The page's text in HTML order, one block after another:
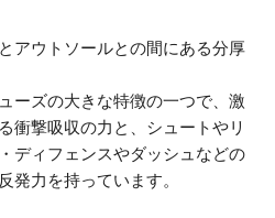
アウトソールとの間にある分厚
ーズの大きな特徴の一つで、激
衝撃吸収の力と、シュートやリ
ディフェンスやダッシュなどの
発力を持っています。